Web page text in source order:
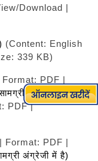
Download |
(Content: English
339 KB)
PDF |
अंग्रेजी में है)
PDF |
Format: PDF |
अंग्रेजी में है)